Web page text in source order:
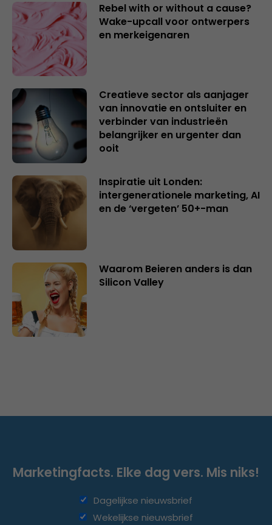
Rebel with or without a cause?
Wake-upcall voor ontwerpers
en merkeigenaren
Creatieve sector als aanjager
van innovatie en ontsluiter en
verbinder van industrieën
belangrijker en urgenter dan
ooit
Inspiratie uit Londen:
intergenerationele marketing, AI
en de ‘vergeten’ 50+-man
Waarom Beieren anders is dan
Silicon Valley
Marketingfacts. Elke dag vers. Mis niks!
Dagelijkse nieuwsbrief
Wekelijkse nieuwsbrief